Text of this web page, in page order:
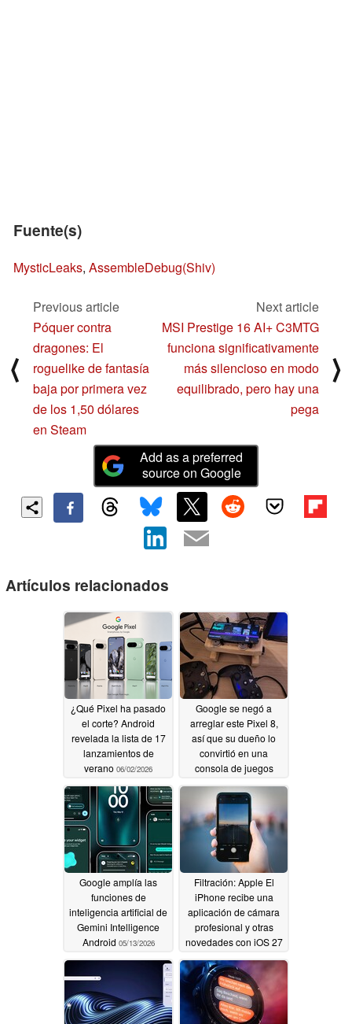
Fuente(s)
MysticLeaks, AssembleDebug(Shiv)
⟨
Previous article
Póquer contra
dragones: El
roguelike de fantasía
baja por primera vez
de los 1,50 dólares
en Steam
Next article
MSI Prestige 16 AI+ C3MTG
funciona significativamente
más silencioso en modo
equilibrado, pero hay una
pega
⟩
Add as a preferred
source on Google
Artículos relacionados
¿Qué Pixel ha pasado
el corte? Android
revelada la lista de 17
lanzamientos de
verano 06/02/2026
Google se negó a
arreglar este Pixel 8,
así que su dueño lo
convirtió en una
consola de juegos
05/21/2026
Google amplía las
funciones de
inteligencia artificial de
Gemini Intelligence
Android 05/13/2026
Filtración: Apple El
iPhone recibe una
aplicación de cámara
profesional y otras
novedades con iOS 27
05/13/2026